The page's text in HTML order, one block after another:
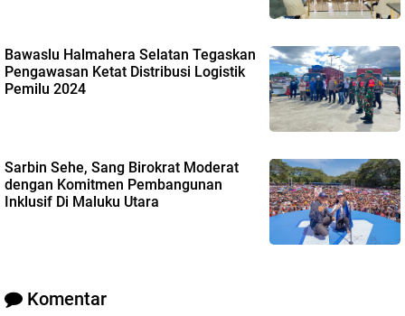
Bawaslu Halmahera Selatan Tegaskan
Pengawasan Ketat Distribusi Logistik
Pemilu 2024
Sarbin Sehe, Sang Birokrat Moderat
dengan Komitmen Pembangunan
Inklusif Di Maluku Utara
Komentar